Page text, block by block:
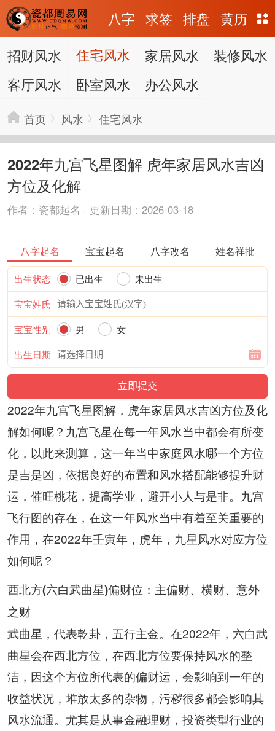
八字 求签 排盘 黄历
招财风水
住宅风水 家居风水
装修风水
客厅风水
卧室风水 办公风水
首页 风水 住宅风水
2022年九宫飞星图解 虎年家居风水吉凶
方位及化解
作者：瓷都起名 · 更新日期：2026-03-18
八字起名 宝宝起名 八字改名 姓名祥批
出生状态 已出生
未出生
宝宝姓氏
宝宝性别
男
女
出生日期
2022年九宫飞星图解，虎年家居风水吉凶方位及化
解如何呢？九宫飞星在每一年风水当中都会有所变
化，以此来测算，这一年当中家庭风水哪一个方位
是吉是凶，依据良好的布置和风水搭配能够提升财
运，催旺桃花，提高学业，避开小人与是非。九宫
飞行图的存在，在这一年风水当中有着至关重要的
作用，在2022年壬寅年，虎年，九星风水对应方位
如何呢？
西北方(六白武曲星)偏财位：主偏财、横财、意外
之财
武曲星，代表乾卦，五行主金。在2022年，六白武
曲星会在西北方位，在西北方位要保持风水的整
洁，因这个方位所代表的偏财运，会影响到一年的
收益状况，堆放太多的杂物，污秽很多都会影响其
风水流通。尤其是从事金融理财，投资类型行业的